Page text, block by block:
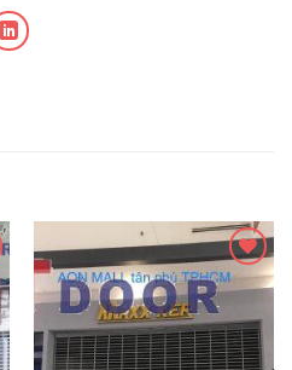
Add to
wishlist